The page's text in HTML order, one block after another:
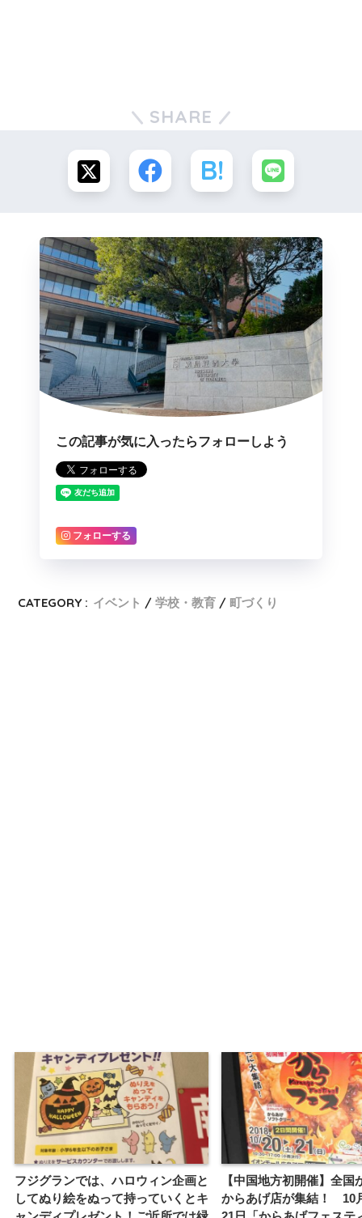
SHARE
この記事が気に入ったらフォローしよう
フォローする
CATEGORY : イベント 学校・教育 町づくり
フジグランでは、ハロウィン企画と
してぬり絵をぬって持っていくとキ
【中国地方初開催】全国
からあげ店が集結！ 10